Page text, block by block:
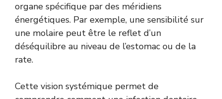
organe spécifique par des méridiens
énergétiques. Par exemple, une sensibilité sur
une molaire peut être le reflet d’un
déséquilibre au niveau de l’estomac ou de la
rate.
Cette vision systémique permet de